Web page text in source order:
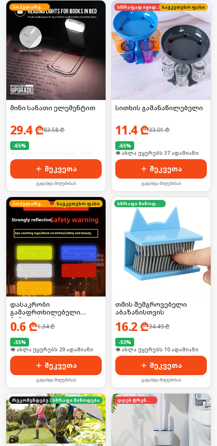
პოპულარული
მინი სანათი ელემენტით
29.4₾83.58₾
-65%
შეკვეთა
გადახდა მიღებისას
სწრაფად იყიდება საუკეთესო ფასი
სითხის გამანაწილებელი
11.4₾33.01₾
-65%
🛒 ბოლო 24სთ-ში იყიდა 8-მა
შეკვეთა
გადახდა მიღებისას
პოპულარული საუკეთესო ფასი
დასაკრობი
გამაფრთხილებელი
მანათობლები
0.6 ₾1.34₾
-55%
🛒 ბოლო 24სთ-ში იყიდა 39-მა
შეკვეთა
გადახდა მიღებისას
სწრაფი მიწოდება
თმის შემგროვებელი
აბაზანისთვის
16.2 ₾34.49₾
-53%
🛒 ბოლო 24სთ-ში იყიდა 11-მა
შეკვეთა
გადახდა მიღებისას
რეკომენდებულისწრაფი მიწოდება დღეს ტრენდში